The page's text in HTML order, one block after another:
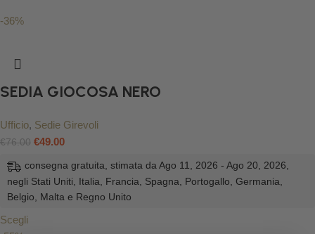
-36%
SEDIA GIOCOSA NERO
Ufficio, Sedie Girevoli
€76.00 €49.00
consegna gratuita, stimata da Ago 11, 2026 - Ago 20, 2026,
negli Stati Uniti, Italia, Francia, Spagna, Portogallo, Germania,
Belgio, Malta e Regno Unito
Scegli